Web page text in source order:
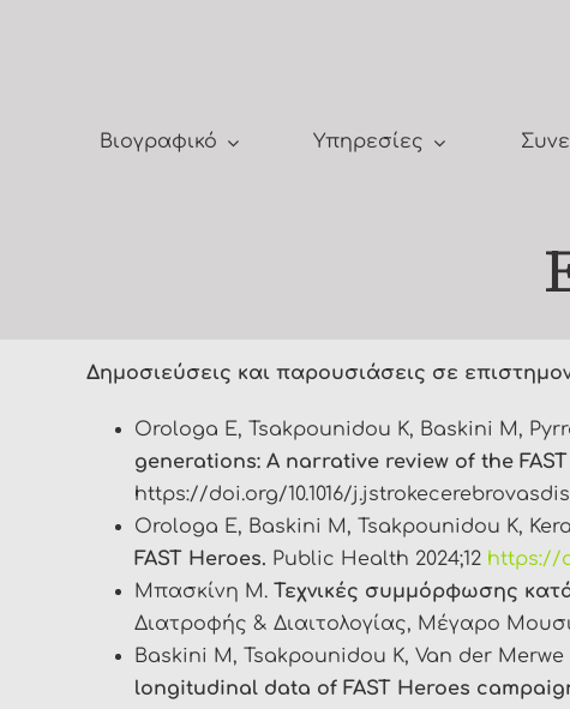
Βιογραφικό Υπηρεσίες
Δημοσιεύσεις και παρουσιάσεις σε
Orologa E, Tsakpounidou K, Baskini M,
generations: A narrative review of the
https://doi.org/10.1016/
Orologa E, Baskini M, Tsakpounidou K,
FAST Heroes. Public Health 2024;12 https://
Μπασκίνη Μ. Τεχνικές συμμόρφωσης
Διατροφής & Διαιτολογίας, Μέγαρο
Baskini M, Tsakpounidou K, Van der
longitudinal data of FAST Heroes